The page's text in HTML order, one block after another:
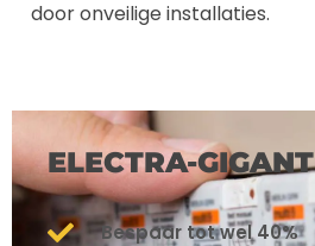
door onveilige installaties.
ELECTRA-GIGANT
Bespaar tot wel 40%